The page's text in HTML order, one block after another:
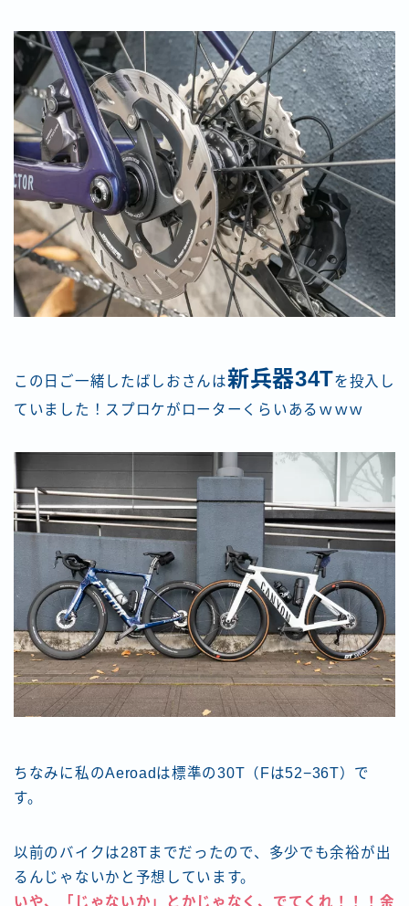
この日ご一緒したばしおさんは新兵器34Tを投入し
ていました！スプロケがローターくらいあるｗｗｗ
ちなみに私のAeroadは標準の30T（Fは52−36T）で
す。
以前のバイクは28Tまでだったので、多少でも余裕が出
るんじゃないかと予想しています。
いや、「じゃないか」とかじゃなく、でてくれ！！！余